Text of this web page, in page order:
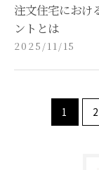
注文住宅におけ
ントとは
2025/11/15
1 2